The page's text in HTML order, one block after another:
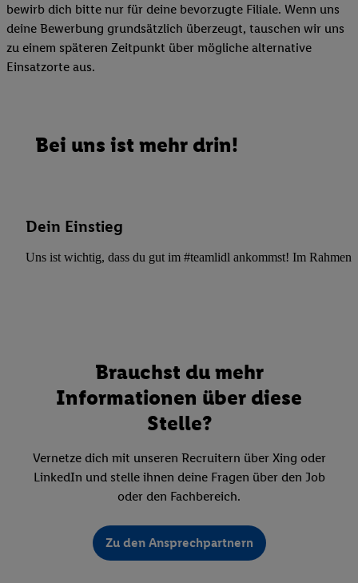
bewirb dich bitte nur für deine bevorzugte Filiale. Wenn uns
deine Bewerbung grundsätzlich überzeugt, tauschen wir uns
zu einem späteren Zeitpunkt über mögliche alternative
Einsatzorte aus.
Bei uns ist mehr drin!
Dein Einstieg
Uns ist wichtig, dass du gut im #teamlidl ankommst! Im Rahmen
Brauchst du mehr
Informationen über diese
Stelle?
Vernetze dich mit unseren Recruitern über Xing oder
LinkedIn und stelle ihnen deine Fragen über den Job
oder den Fachbereich.
Zu den Ansprechpartnern